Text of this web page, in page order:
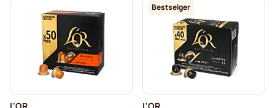
Bestselger